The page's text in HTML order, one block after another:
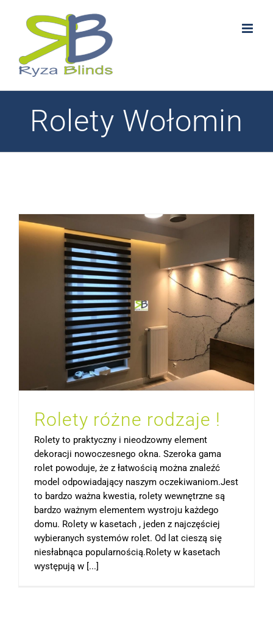
content
Rolety Wołomin
Rolety różne rodzaje !
Rolety to praktyczny i nieodzowny element
dekoracji nowoczesnego okna. Szeroka gama
rolet powoduje, że z łatwością można znaleźć
model odpowiadający naszym oczekiwaniom.Jest
to bardzo ważna kwestia, rolety wewnętrzne są
bardzo ważnym elementem wystroju każdego
domu. Rolety w kasetach , jeden z najczęściej
wybieranych systemów rolet. Od lat cieszą się
niesłabnąca popularnością.Rolety w kasetach
występują w [...]